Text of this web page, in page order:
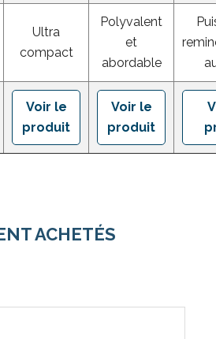
Ultra
compact
Polyvalent
et
abordable
Voir le
produit
Voir le
produit
ACHETÉS